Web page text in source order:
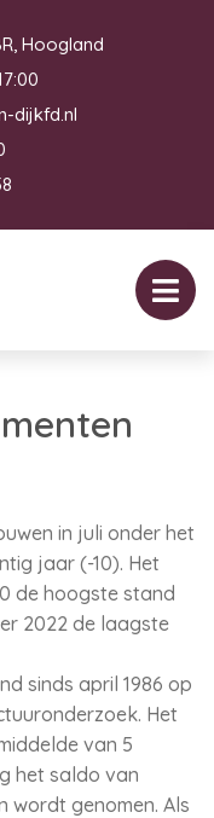
Hoogland
dijkfd.nl
in juli onder het
jaar (-10). Het
de hoogste stand
2022 de laagste
sinds april 1986 op
Het
van 5
het saldo van
wordt genomen. Als